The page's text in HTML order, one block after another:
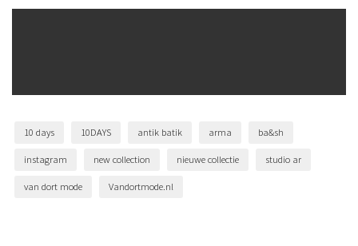
10 days 10DAYS antik batik arma ba&sh
instagram new collection nieuwe collectie studio ar
van dort mode Vandortmode.nl